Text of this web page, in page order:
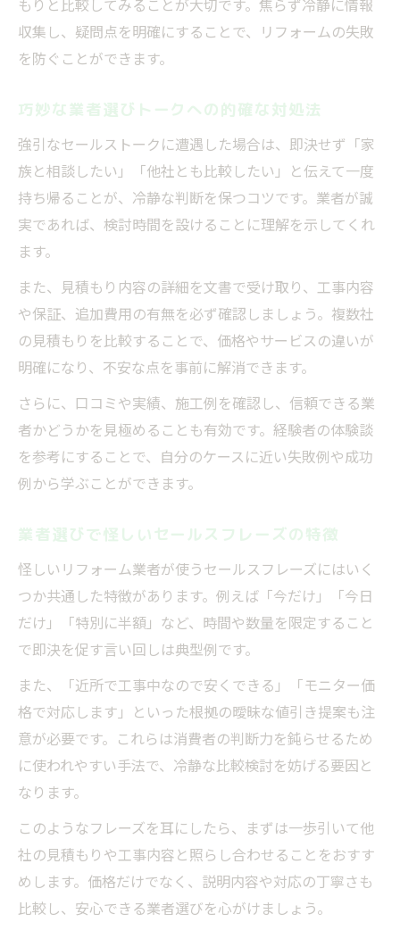
もりと比較してみることが大切です。焦らず冷静に情報
収集し、疑問点を明確にすることで、リフォームの失敗
を防ぐことができます。
巧妙な業者選びトークへの的確な対処法
強引なセールストークに遭遇した場合は、即決せず「家
族と相談したい」「他社とも比較したい」と伝えて一度
持ち帰ることが、冷静な判断を保つコツです。業者が誠
実であれば、検討時間を設けることに理解を示してくれ
ます。
また、見積もり内容の詳細を文書で受け取り、工事内容
や保証、追加費用の有無を必ず確認しましょう。複数社
の見積もりを比較することで、価格やサービスの違いが
明確になり、不安な点を事前に解消できます。
さらに、口コミや実績、施工例を確認し、信頼できる業
者かどうかを見極めることも有効です。経験者の体験談
を参考にすることで、自分のケースに近い失敗例や成功
例から学ぶことができます。
業者選びで怪しいセールスフレーズの特徴
怪しいリフォーム業者が使うセールスフレーズにはいく
つか共通した特徴があります。例えば「今だけ」「今日
だけ」「特別に半額」など、時間や数量を限定すること
で即決を促す言い回しは典型例です。
また、「近所で工事中なので安くできる」「モニター価
格で対応します」といった根拠の曖昧な値引き提案も注
意が必要です。これらは消費者の判断力を鈍らせるため
に使われやすい手法で、冷静な比較検討を妨げる要因と
なります。
このようなフレーズを耳にしたら、まずは一歩引いて他
社の見積もりや工事内容と照らし合わせることをおすす
めします。価格だけでなく、説明内容や対応の丁寧さも
比較し、安心できる業者選びを心がけましょう。